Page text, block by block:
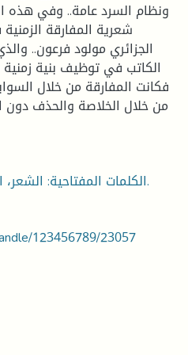
ونظام السرد عامة.. وفي هذه
شعرية المفارقة
الجزائري مولود فرعون..
الكاتب في توظيف بنية
فكانت المفارقة من خلال
من خلال الخلاصة والحذف
الكلمات المفتاحية: الشعر، المفارقة الزمنية، الأرض والدم.
123456789/23057